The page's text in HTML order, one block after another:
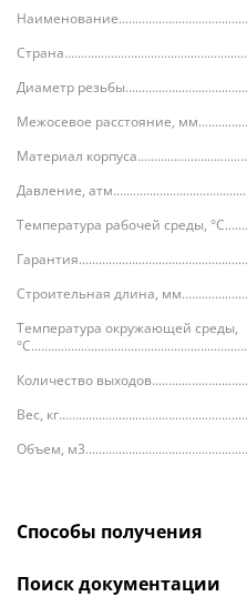
Наименование
Страна
Диаметр резьбы
Межосевое расстояние, мм
Материал корпуса
Давление, атм.
Температура рабочей среды, °С
Гарантия
Строительная длина, мм
Температура окружающей среды,
°С
Количество выходов
Вес, кг
Объем, м3
Способы получения
Поиск документации